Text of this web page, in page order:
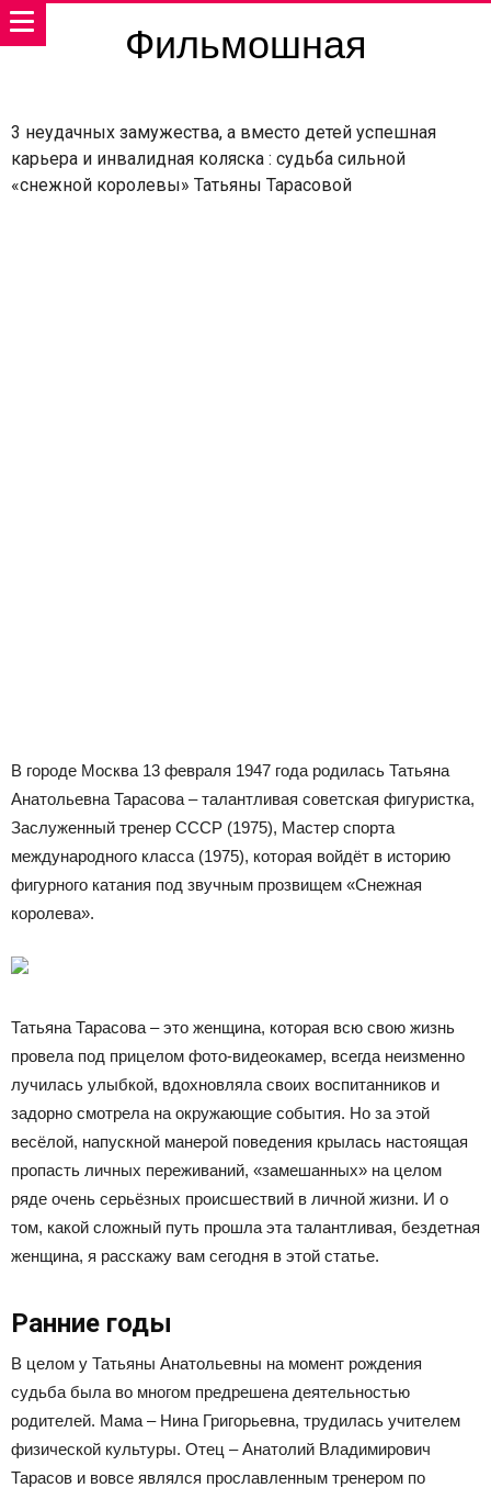
Фильмошная
3 неудачных замужества, а вместо детей успешная
карьера и инвалидная коляска : судьба сильной
«снежной королевы» Татьяны Тарасовой
В городе Москва 13 февраля 1947 года родилась Татьяна
Анатольевна Тарасова – талантливая советская фигуристка,
Заслуженный тренер СССР (1975), Мастер спорта
международного класса (1975), которая войдёт в историю
фигурного катания под звучным прозвищем «Снежная
королева».
Татьяна Тарасова – это женщина, которая всю свою жизнь
провела под прицелом фото-видеокамер, всегда неизменно
лучилась улыбкой, вдохновляла своих воспитанников и
задорно смотрела на окружающие события. Но за этой
весёлой, напускной манерой поведения крылась настоящая
пропасть личных переживаний, «замешанных» на целом
ряде очень серьёзных происшествий в личной жизни. И о
том, какой сложный путь прошла эта талантливая, бездетная
женщина, я расскажу вам сегодня в этой статье.
Ранние годы
В целом у Татьяны Анатольевны на момент рождения
судьба была во многом предрешена деятельностью
родителей. Мама – Нина Григорьевна, трудилась учителем
физической культуры. Отец – Анатолий Владимирович
Тарасов и вовсе являлся прославленным тренером по